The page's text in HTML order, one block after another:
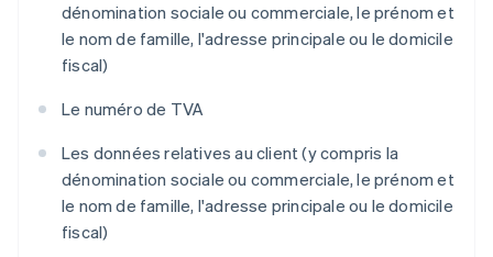
dénomination sociale ou commerciale, le prénom et
le nom de famille, l'adresse principale ou le domicile
fiscal)
Le numéro de TVA
Les données relatives au client (y compris la
dénomination sociale ou commerciale, le prénom et
le nom de famille, l'adresse principale ou le domicile
fiscal)